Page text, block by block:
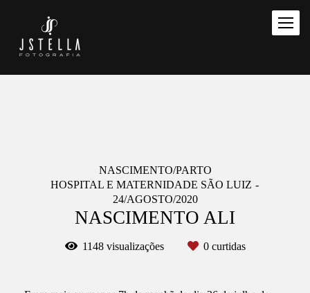
NASCIMENTO/PARTO
HOSPITAL E MATERNIDADE SÃO LUIZ
24/AGOSTO/2020
NASCIMENTO ALI
1148visualizações 0curtidas